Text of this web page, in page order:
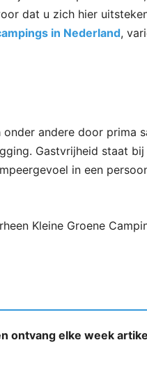
dat u zich hier
in Nederland,
andere door prima
Gastvrijheid staat
in een
Kleine Groene
ontvang elke week